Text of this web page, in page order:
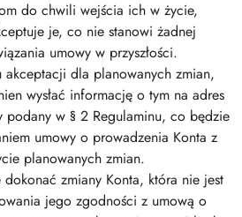
do chwili wejścia ich w życie,
je, co nie stanowi żadnej
umowy w przyszłości.
dla planowanych zmian,
wysłać informację o tym na adres
podany w § 2 Regulaminu, co będzie
umowy o prowadzenia Konta z
planowanych zmian.
dokonać zmiany Konta, która nie jest
jego zgodności z umową o